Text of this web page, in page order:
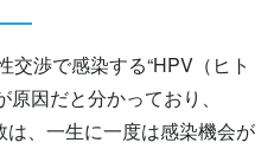
渉で感染する“HPV（ヒト
因だと分かっており、
、一生に一度は感染機会が